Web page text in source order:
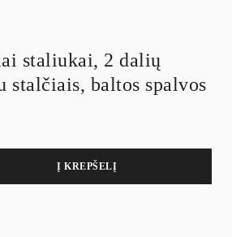
staliukai, 2 dalių
stalčiais, baltos spalvos
Į KREPŠELĮ